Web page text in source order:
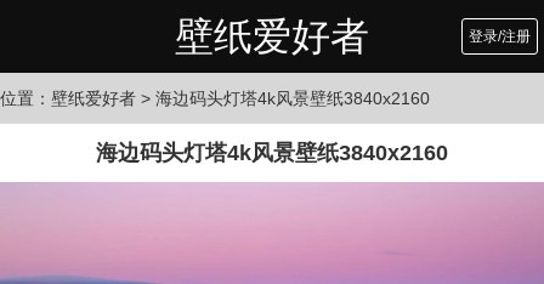
壁纸爱好者 登录/注册
位置： 壁纸爱好者 > 海边码头灯塔4k风景壁纸3840x2160
海边码头灯塔4k风景壁纸3840x2160